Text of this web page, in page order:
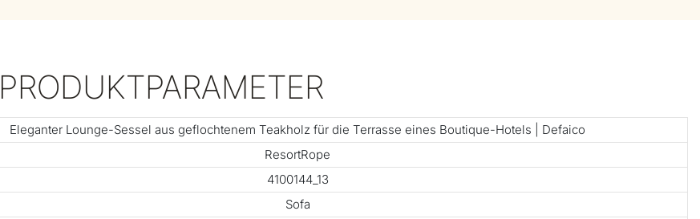
PRODUKTPARAMETER
Eleganter Lounge-Sessel aus geflochtenem Teakholz für die Terrasse eines Boutique-Hotels | Defaico
ResortRope
4100144_13
Sofa